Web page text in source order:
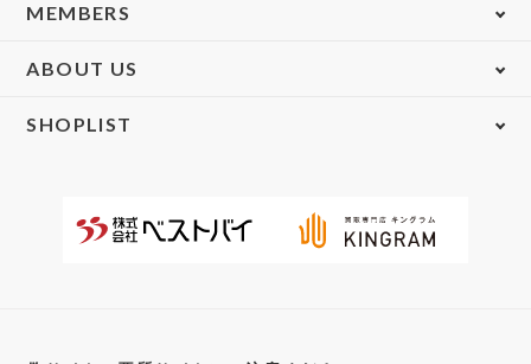
MEMBERS
ABOUT US
SHOPLIST